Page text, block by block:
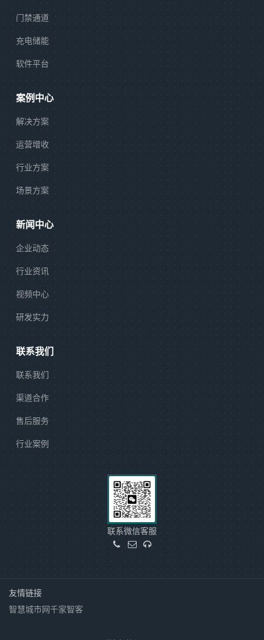
门禁通道
充电储能
软件平台
案例中心
解决方案
运营增收
行业方案
场景方案
新闻中心
企业动态
行业资讯
视频中心
研发实力
联系我们
联系我们
渠道合作
售后服务
行业案例
联系微信客服
友情链接
智慧城市网千家智客